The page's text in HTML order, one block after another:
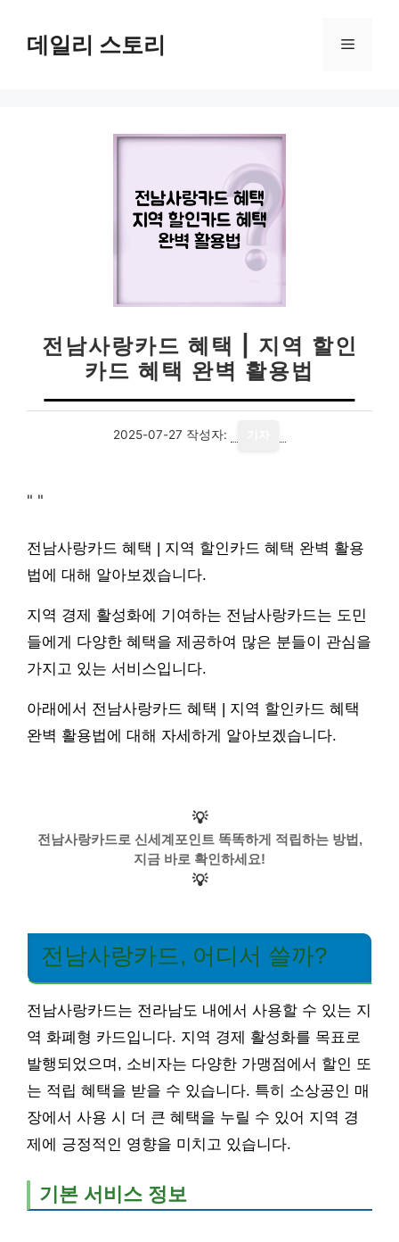
데일리 스토리 메
전남사랑카드 혜택 | 지역 할인
카드 혜택 완벽 활용법
2025-07-27 작성자:
" "
전남사랑카드 혜택 | 지역 할인카드 혜택 완벽 활용
법에 대해 알아보겠습니다.
지역 경제 활성화에 기여하는 전남사랑카드는 도민
들에게 다양한 혜택을 제공하여 많은 분들이 관심을
가지고 있는 서비스입니다.
아래에서 전남사랑카드 혜택 | 지역 할인카드 혜택
완벽 활용법에 대해 자세하게 알아보겠습니다.
💡
전남사랑카드로 신세계포인트 똑똑하게 적립하는 방법,
지금 바로 확인하세요!
💡
전남사랑카드, 어디서 쓸까?
전남사랑카드는 전라남도 내에서 사용할 수 있는 지
역 화폐형 카드입니다. 지역 경제 활성화를 목표로
발행되었으며, 소비자는 다양한 가맹점에서 할인 또
는 적립 혜택을 받을 수 있습니다. 특히 소상공인 매
장에서 사용 시 더 큰 혜택을 누릴 수 있어 지역 경
제에 긍정적인 영향을 미치고 있습니다.
기본 서비스 정보